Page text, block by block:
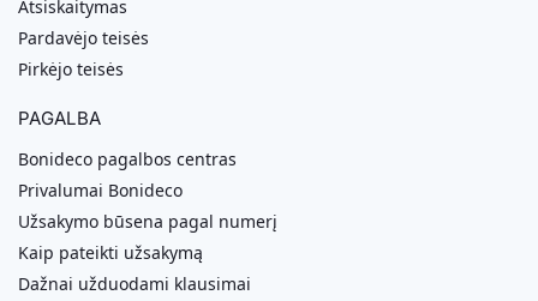
Atsiskaitymas
Pardavėjo teisės
Pirkėjo teisės
PAGALBA
Bonideco pagalbos centras
Privalumai Bonideco
Užsakymo būsena pagal numerį
Kaip pateikti užsakymą
Dažnai užduodami klausimai